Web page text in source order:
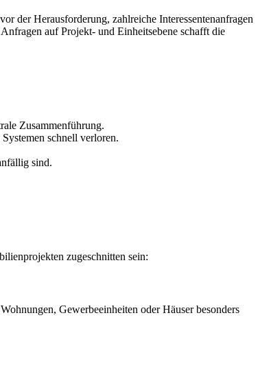
der Herausforderung, zahlreiche Interessentenanfragen
auf Projekt- und Einheitsebene schafft die
Zusammenführung.
schnell verloren.
sind.
zugeschnitten sein:
Gewerbeeinheiten oder Häuser besonders